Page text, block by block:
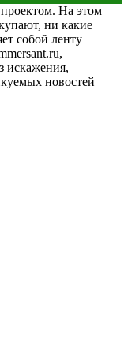
На этом
ни какие
собой ленту
искажения,
новостей